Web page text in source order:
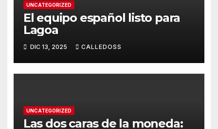
UNCATEGORIZED
El equipo español listo para
Lagoa
DIC 13, 2025 CALLEDOSS
UNCATEGORIZED
Las dos caras de la moneda: